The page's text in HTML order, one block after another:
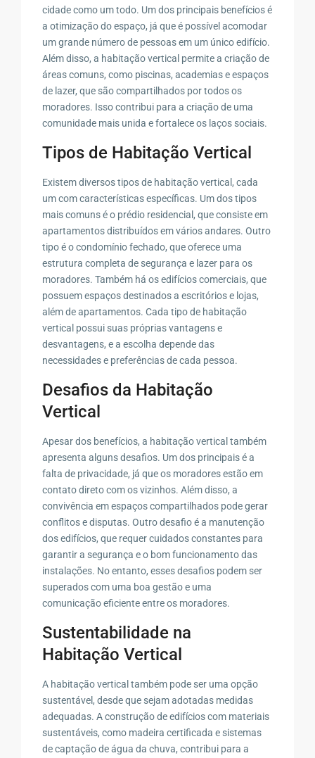
cidade como um todo. Um dos principais benefícios é
a otimização do espaço, já que é possível acomodar
um grande número de pessoas em um único edifício.
Além disso, a habitação vertical permite a criação de
áreas comuns, como piscinas, academias e espaços
de lazer, que são compartilhados por todos os
moradores. Isso contribui para a criação de uma
comunidade mais unida e fortalece os laços sociais.
Tipos de Habitação Vertical
Existem diversos tipos de habitação vertical, cada
um com características específicas. Um dos tipos
mais comuns é o prédio residencial, que consiste em
apartamentos distribuídos em vários andares. Outro
tipo é o condomínio fechado, que oferece uma
estrutura completa de segurança e lazer para os
moradores. Também há os edifícios comerciais, que
possuem espaços destinados a escritórios e lojas,
além de apartamentos. Cada tipo de habitação
vertical possui suas próprias vantagens e
desvantagens, e a escolha depende das
necessidades e preferências de cada pessoa.
Desafios da Habitação
Vertical
Apesar dos benefícios, a habitação vertical também
apresenta alguns desafios. Um dos principais é a
falta de privacidade, já que os moradores estão em
contato direto com os vizinhos. Além disso, a
convivência em espaços compartilhados pode gerar
conflitos e disputas. Outro desafio é a manutenção
dos edifícios, que requer cuidados constantes para
garantir a segurança e o bom funcionamento das
instalações. No entanto, esses desafios podem ser
superados com uma boa gestão e uma
comunicação eficiente entre os moradores.
Sustentabilidade na
Habitação Vertical
A habitação vertical também pode ser uma opção
sustentável, desde que sejam adotadas medidas
adequadas. A construção de edifícios com materiais
sustentáveis, como madeira certificada e sistemas
de captação de água da chuva, contribui para a